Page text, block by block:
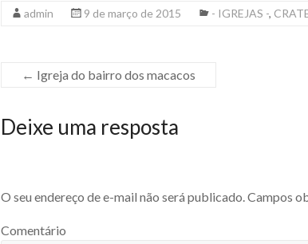
admin 9 de março de 2015 - IGREJAS -,
← Igreja do bairro dos macacos
Deixe uma resposta
O seu endereço de e-mail não será publicado.Campos
Comentário